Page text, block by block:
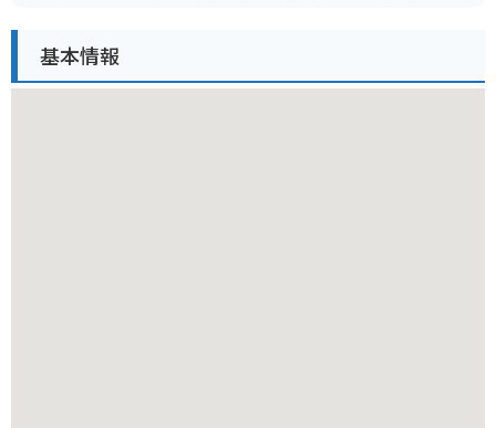
観光に訪れる際には、事前に開館時間や休館日を確認すること
基本情報